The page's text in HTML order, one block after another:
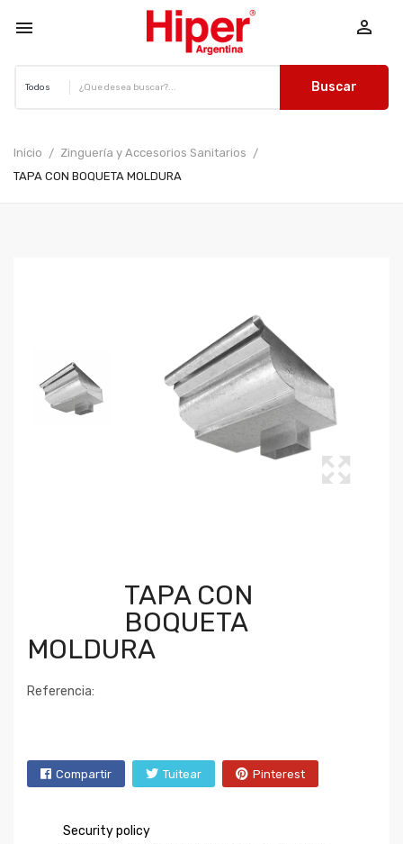
 
Buscar
Inicio
Zinguería y Accesorios Sanitarios
TAPA CON BOQUETA MOLDURA
TAPA CON
BOQUETA
MOLDURA
Referencia:
Compartir Tuitear Pinterest
Security policy